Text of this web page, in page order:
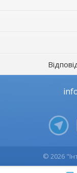
© 2026